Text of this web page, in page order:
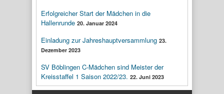
Erfolgreicher Start der Mädchen in die
Hallenrunde 20. Januar 2024
Einladung zur Jahreshauptversammlung 23.
Dezember 2023
SV Böblingen C-Mädchen sind Meister der
Kreisstaffel 1 Saison 2022/23. 22. Juni 2023